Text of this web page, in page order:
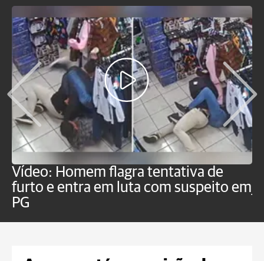
Vídeo: Homem flagra tentativa de
furto e entra em luta com suspeito em
PG